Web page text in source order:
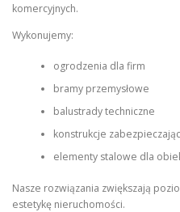
komercyjnych.
Wykonujemy:
ogrodzenia dla firm
bramy przemysłowe
balustrady techniczne
konstrukcje
elementy stalowe dla
Nasze rozwiązania zwiększają
estetykę nieruchomości.